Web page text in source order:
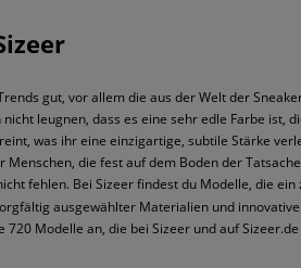
gut, vor allem die aus der Welt der
leugnen, dass es eine sehr edle Farbe
was ihr eine einzigartige, subtile Stärke
die fest auf dem Boden der
fehlen. Bei Sizeer findest du Modelle, die
ausgewählter Materialien und
Modelle an, die bei Sizeer und auf